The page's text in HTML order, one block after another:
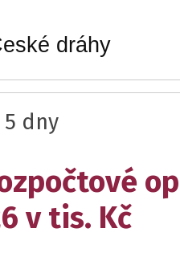
dráhy
dny
v tis. Kč